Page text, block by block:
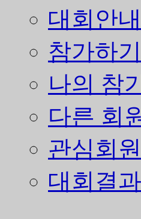
대회안내
참가하기
나의 참
다른 회
관심회원
대회결과